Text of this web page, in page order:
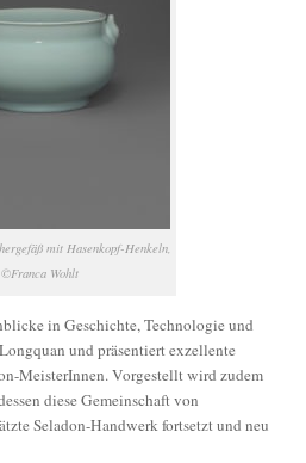
mit Hasenkopf-Henkeln,
©Franca Wohlt
in Geschichte, Technologie und
und präsentiert exzellente
MeisterInnen. Vorgestellt wird zudem
diese Gemeinschaft von
Seladon-Handwerk fortsetzt und neu